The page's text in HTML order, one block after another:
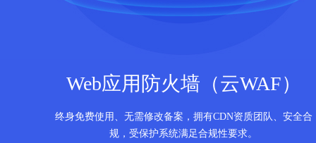
Web应用防火墙（云WAF）
终身免费使用、无需修改备案，拥有CDN资质团队、安全合
规，受保护系统满足合规性要求。